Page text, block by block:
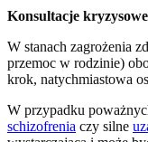
Konsultacje kryzysowe
W stanach zagrożenia
przemoc w rodzinie)
krok, natychmiastowa
W przypadku
schizofrenia czy silne